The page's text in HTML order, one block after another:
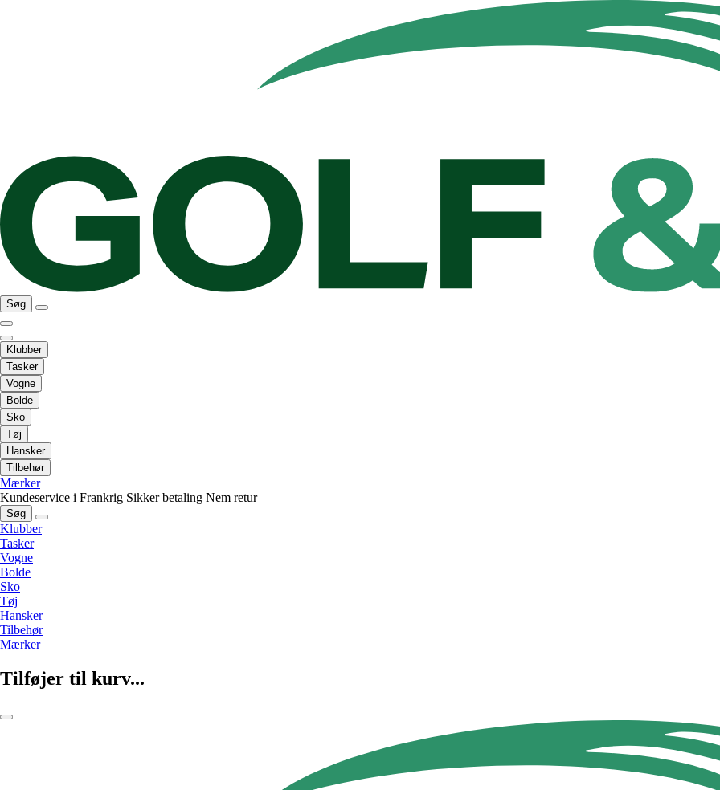
Søg
Klubber
Tasker
Vogne
Bolde
Sko
Tøj
Hansker
Tilbehør
Mærker
Kundeservice i Frankrig Sikker betaling Nem retur
Søg
Klubber
Tasker
Vogne
Bolde
Sko
Tøj
Hansker
Tilbehør
Mærker
Tilføjer til kurv...